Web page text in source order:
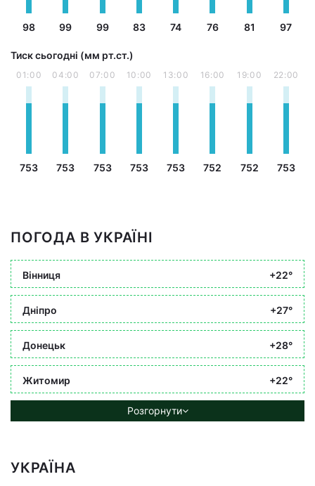
98 99 99 83 74 76 81 97
Тиск сьогодні (мм рт.ст.)
01:00
753
04:00
753
07:00
753
10:00
753
13:00
753
16:00
752
19:00
752
22:00
753
ПОГОДА В УКРАЇНІ
Вінниця +22°
Дніпро +27°
Донецьк +28°
Житомир +22°
Розгорнути
УКРАЇНА